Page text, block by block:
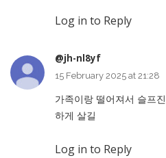
Log in to Reply
@jh-nl8yf
15 February 2025 at 21:28
가족이랑 떨어져서 슬프
하게 살길
Log in to Reply